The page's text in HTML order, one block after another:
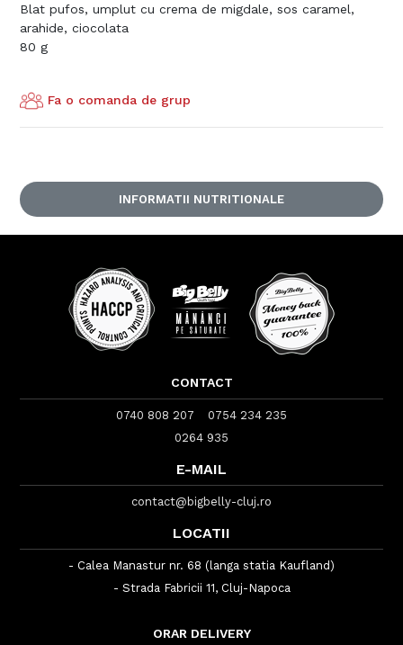
Blat pufos, umplut cu crema de migdale, sos caramel,
arahide, ciocolata
80 g
Fa o comanda de grup
INFORMATII NUTRITIONALE
CONTACT
0740 808 207
0754 234 235
0264 935
E-MAIL
contact@bigbelly-cluj.ro
LOCATII
- Calea Manastur nr. 68 (langa statia Kaufland)
- Strada Fabricii 11, Cluj-Napoca
ORAR DELIVERY